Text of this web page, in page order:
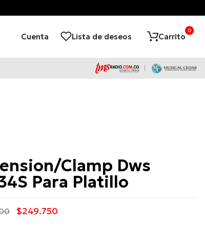
Cuenta Lista de deseos Carrito
0
Clamp Dws
Para Platillo
$249.750